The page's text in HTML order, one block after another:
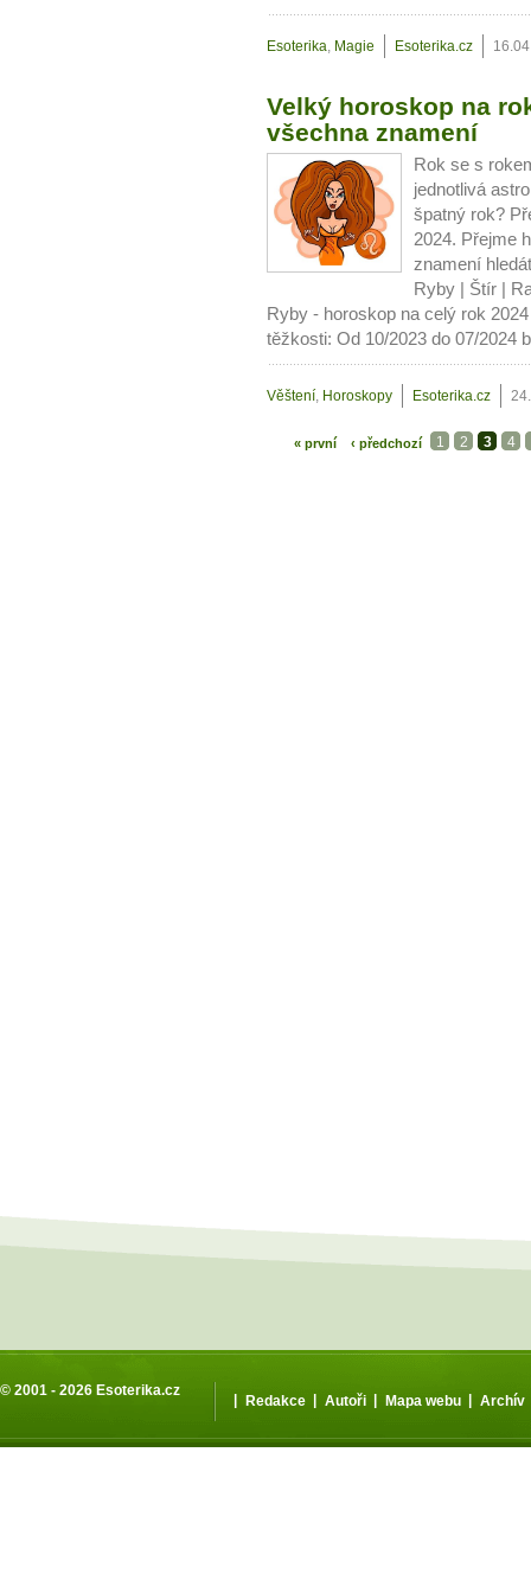
Esoterika, Magie Esoterika.cz
Velký horoskop na
všechna znamení
Rok se s
jednotlivá
špatný rok?
2024. Přejme
znamení
Ryby | Štír |
Ryby - horoskop na celý rok
těžkosti: Od 10/2023 do 07/2024
Věštení, Horoskopy Esoterika.cz
« první ‹ předchozí 1 2 3 4
© 2001 - 2026 Esoterika.cz
| Redakce | Autoři | Mapa webu | Archív